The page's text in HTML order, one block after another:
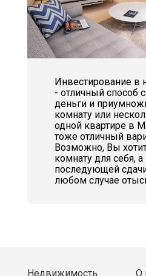
Инвестирование в
- отличный способ
деньги и
комнату или
одной квартире в
тоже отличный
Возможно, Вы
комнату для себя,
последующей
любом случае
Недвижимость
О